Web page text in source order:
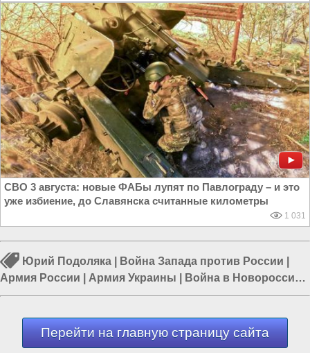
СВО 3 августа: новые ФАБы лупят по Павлограду – и это
уже избиение, до Славянска считанные километры
1 031
Юрий Подоляка Война Запада против России
Армия России
Армия Украины Война в Новороссии|
Курская область|Ракетный удар по Украине
Перейти на главную страницу сайта